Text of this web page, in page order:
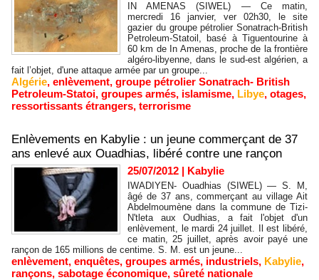
IN AMENAS (SIWEL) — Ce matin,
mercredi 16 janvier, ver 02h30, le site
gazier du groupe pétrolier Sonatrach-British
Petroleum-Statoil, basé à Tiguentourine à
60 km de In Amenas, proche de la frontière
algéro-libyenne, dans le sud-est algérien, a
fait l’objet, d'une attaque armée par un groupe...
Algérie, enlèvement, groupe pétrolier Sonatrach- British
Petroleum-Statoi, groupes armés, islamisme, Libye, otages,
ressortissants étrangers, terrorisme
Enlèvements en Kabylie : un jeune commerçant de 37
ans enlevé aux Ouadhias, libéré contre une rançon
25/07/2012 | Kabylie
IWADIYEN- Ouadhias (SIWEL) — S. M,
âgé de 37 ans, commerçant au village Ait
Abdelmoumène dans la commune de Tizi-
N'tleta aux Oudhias, a fait l'objet d'un
enlèvement, le mardi 24 juillet. Il est libéré,
ce matin, 25 juillet, après avoir payé une
rançon de 165 millions de centime. S. M. est un jeune...
enlèvement, enquêtes, groupes armés, industriels, Kabylie,
rançons, sabotage économique, sûreté nationale